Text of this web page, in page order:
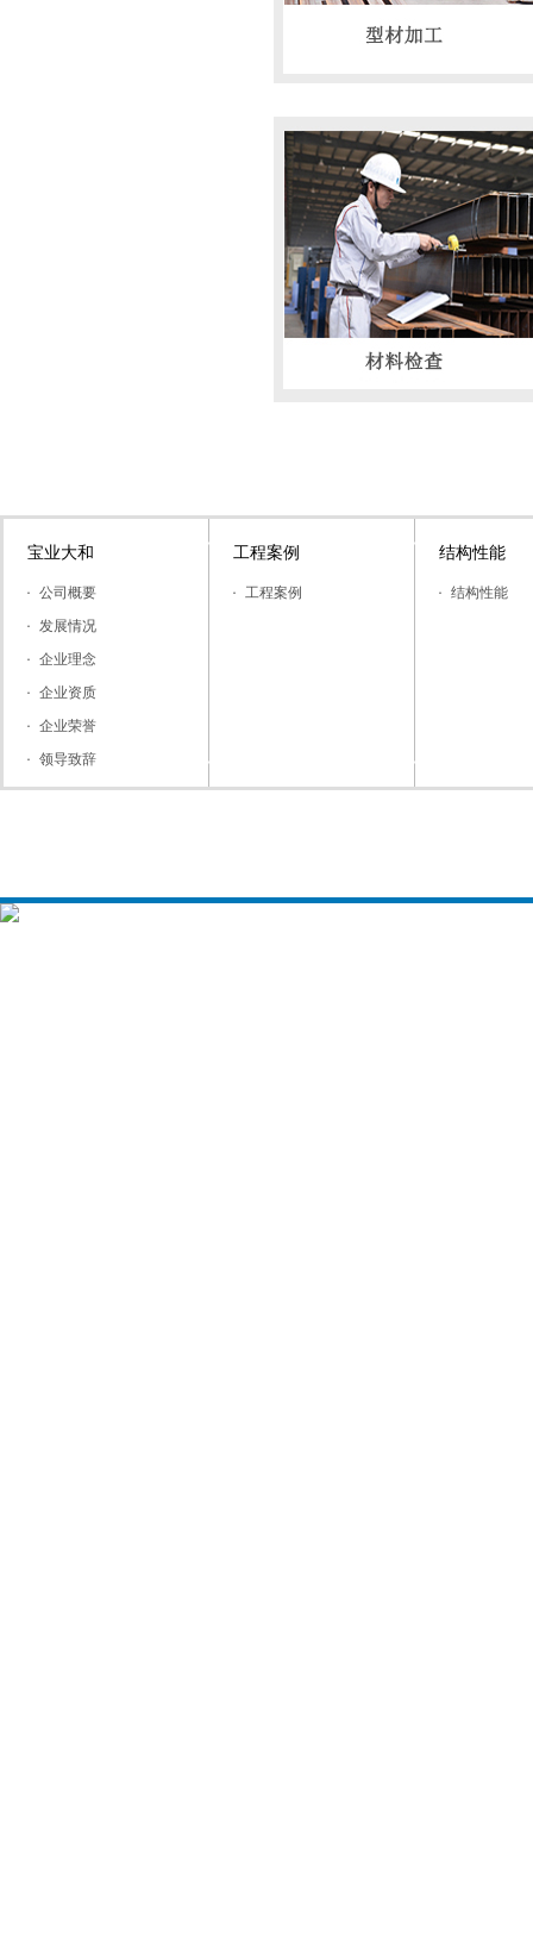
宝业大和
公司概要
发展情况
企业理念
企业资质
企业荣誉
领导致辞
工程案例
工程案例
结构性能
结构性能